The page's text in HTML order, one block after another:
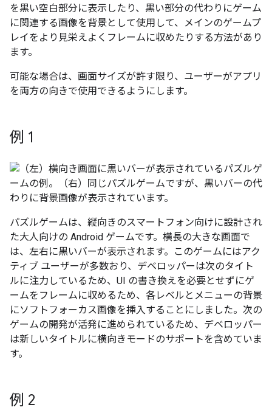
を黒い空白部分に表示したり、黒い部分の代わりにゲーム
に関連する画像を背景として使用して、メインのゲームプ
レイをより見栄えよくフレームに収めたりする方法があり
ます。
可能な場合は、画面サイズが許す限り、ユーザーがアプリ
を両方の向きで使用できるようにします。
例 1
パズルゲームは、縦向きのスマートフォン向けに設計され
た大人向けの Android ゲームです。横長の大きな画面で
は、左右に黒いバーが表示されます。このゲームにはアク
ティブ ユーザーが多数おり、デベロッパーは次のタイト
ルに注力しているため、UI の書き換えを必要とせずにゲ
ームをフレームに収めるため、各レベルとメニューの背景
にソフトフォーカス画像を挿入することにしました。次の
ゲームの開発が活発に進められているため、デベロッパー
は新しいタイトルに横向きモードのサポートを含めていま
す。
例 2